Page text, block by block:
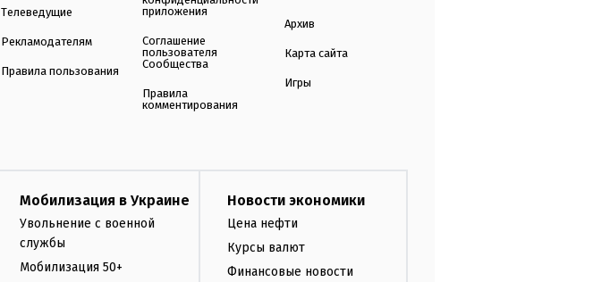
Телеведущие
Рекламодателям
Правила пользования
приложения
Соглашение
пользователя
Сообщества
Правила
комментирования
Архив
Карта сайта
Игры
Мобилизация в Украине
Увольнение с военной
службы
Мобилизация 50+
Новости экономики
Цена нефти
Курсы валют
Финансовые новости